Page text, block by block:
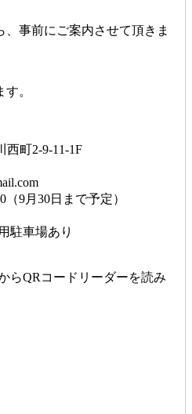
、事前にご案内させて頂きま
。
西町2-9-11-1F
9月30日まで予定）
駐車場あり
らQRコードリーダーを読み